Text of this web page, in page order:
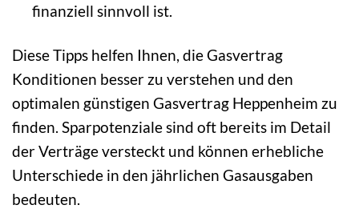
finanziell sinnvoll ist.
Diese Tipps helfen Ihnen, die Gasvertrag
Konditionen besser zu verstehen und den
optimalen günstigen Gasvertrag Heppenheim zu
finden. Sparpotenziale sind oft bereits im Detail
der Verträge versteckt und können erhebliche
Unterschiede in den jährlichen Gasausgaben
bedeuten.